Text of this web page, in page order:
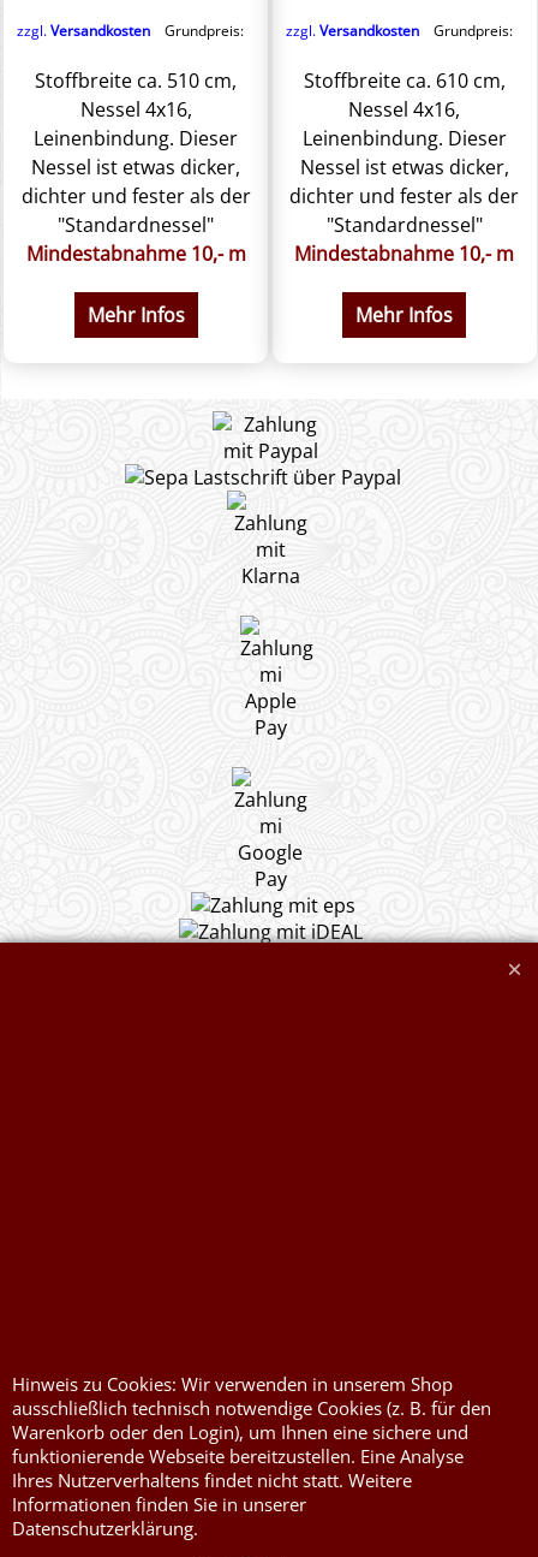
zzgl.Versandkosten Grundpreis:
Stoffbreite ca. 510 cm,
Nessel 4x16,
Leinenbindung. Dieser
Nessel ist etwas dicker,
dichter und fester als der
"Standardnessel"
Mindestabnahme 10,- m
Mehr Infos
zzgl.Versandkosten Grundpreis:
Stoffbreite ca. 610 cm,
Nessel 4x16,
Leinenbindung. Dieser
Nessel ist etwas dicker,
dichter und fester als der
"Standardnessel"
Mindestabnahme 10,- m
Mehr Infos
Flammschutzmittel
nach DIN4102B1
Flammenhemmende,
schwer entflammbare
Stoffe DIN4102B1
Nessel Baumwolle natur
Hinweis zu Cookies: Wir verwenden in unserem Shop
ausschließlich technisch notwendige Cookies (z. B. für den
Warenkorb oder den Login), um Ihnen eine sichere und
funktionierende Webseite bereitzustellen. Eine Analyse
Ihres Nutzerverhaltens findet nicht statt. Weitere
Informationen finden Sie in unserer
Datenschutzerklärung.